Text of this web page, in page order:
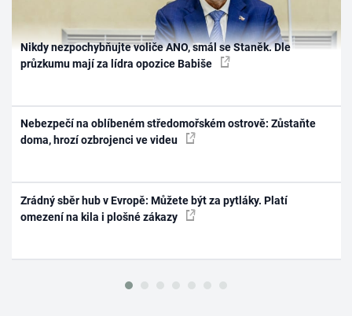
Nikdy nezpochybňujte voliče ANO, smál se Staněk. Dle
průzkumu mají za lídra opozice Babiše
Nebezpečí na oblíbeném středomořském ostrově: Zůstaňte
doma, hrozí ozbrojenci ve videu
Zrádný sběr hub v Evropě: Můžete být za pytláky. Platí
omezení na kila i plošné zákazy